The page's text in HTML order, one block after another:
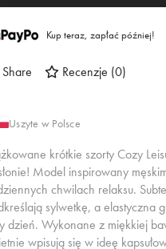
Kup teraz, zapłać później!
Share Recenzje (0)
Uszyte w Polsce
krótkie szorty Cozy
Model inspirowany
chwilach relaksu.
sylwetkę, a elastyczna
dzień. Wykonane z miękkiej
wpisują się w ideę